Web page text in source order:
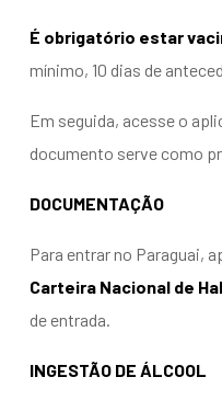
É obrigatório estar
mínimo, 10 dias de
Em seguida, acesse o
documento serve como
DOCUMENTAÇÃO
Para entrar no Paraguai,
Carteira Nacional de
de entrada.
INGESTÃO DE ÁLCOOL